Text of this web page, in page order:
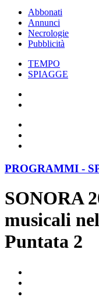
Abbonati
Annunci
Necrologie
Pubblicità
TEMPO
SPIAGGE
PROGRAMMI -
SONORA
musicali
Puntata 2